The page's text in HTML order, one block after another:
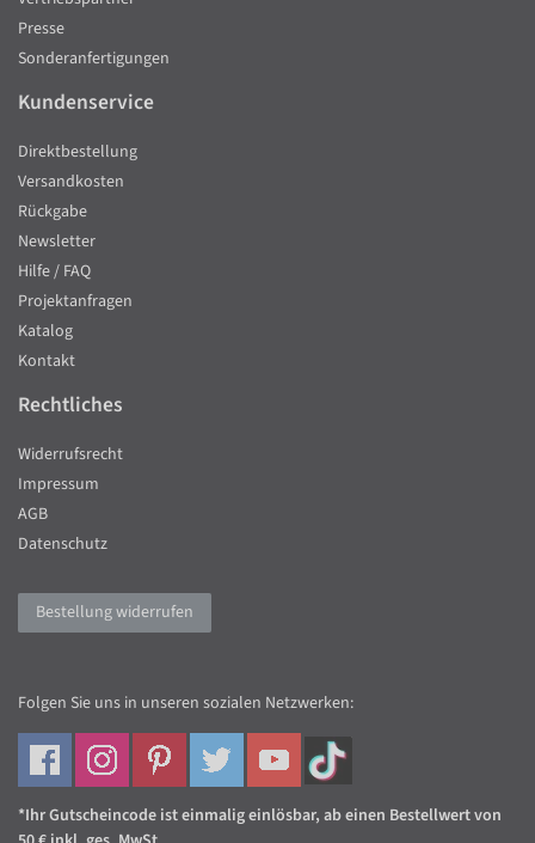
Presse
Sonderanfertigungen
Kundenservice
Direktbestellung
Versandkosten
Rückgabe
Newsletter
Hilfe / FAQ
Projektanfragen
Katalog
Kontakt
Rechtliches
Widerrufsrecht
Impressum
AGB
Datenschutz
Bestellung widerrufen
Folgen Sie uns in unseren sozialen Netzwerken:
*Ihr Gutscheincode ist einmalig einlösbar, ab einen Bestellwert von